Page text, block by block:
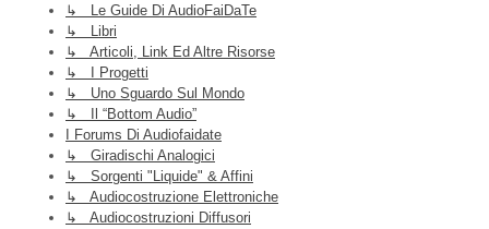
↳ Le Guide Di AudioFaiDaTe
↳ Libri
↳ Articoli, Link Ed Altre Risorse
↳ I Progetti
↳ Uno Sguardo Sul Mondo
↳ Il “Bottom Audio”
I Forums Di Audiofaidate
↳ Giradischi Analogici
↳ Sorgenti "liquide" & Affini
↳ Audiocostruzione Elettroniche
↳ Audiocostruzioni Diffusori